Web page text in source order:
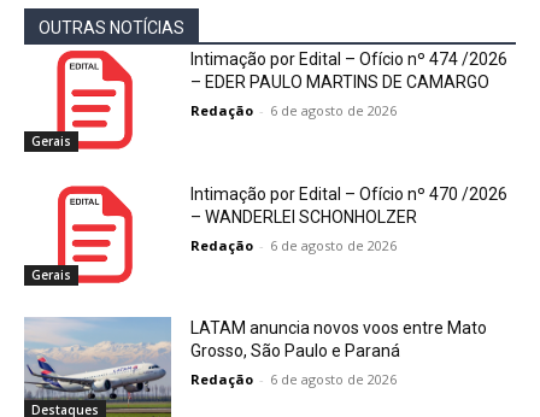
OUTRAS NOTÍCIAS
Gerais
Intimação por Edital – Ofício nº 474 /2026
– EDER PAULO MARTINS DE CAMARGO
Redação - 6 de agosto de 2026
Gerais
Intimação por Edital – Ofício nº 470 /2026
– WANDERLEI SCHONHOLZER
Redação - 6 de agosto de 2026
Destaques
LATAM anuncia novos voos entre Mato
Grosso, São Paulo e Paraná
Redação - 6 de agosto de 2026